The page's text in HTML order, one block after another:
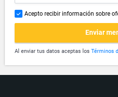
Acepto recibir información sobre
Enviar
Al enviar tus datos aceptas los Términos